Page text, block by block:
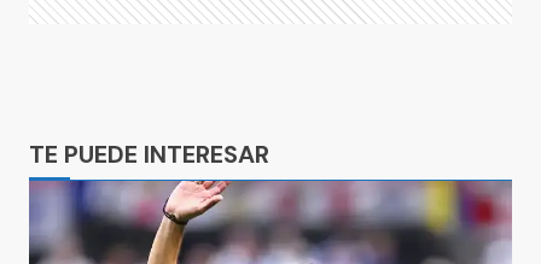
TE PUEDE INTERESAR